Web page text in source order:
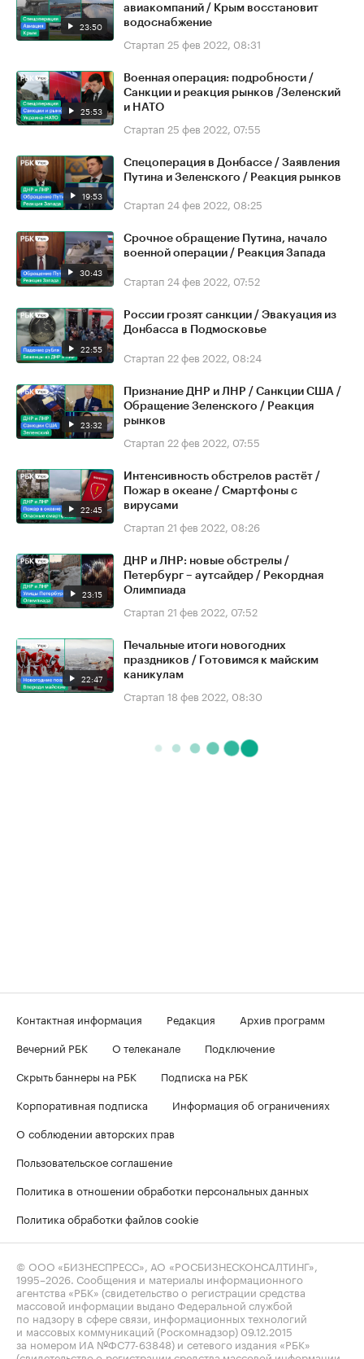
23:50
авиакомпаний / Крым восстановит
водоснабжение
Стартап 25 фев 2022, 08:31
25:53
Военная операция: подробности /
Санкции и реакция рынков /Зеленский
и НАТО
Стартап 25 фев 2022, 07:55
19:53
Спецоперация в Донбассе / Заявления
Путина и Зеленского / Реакция рынков
Стартап 24 фев 2022, 08:25
30:43
Срочное обращение Путина, начало
военной операции / Реакция Запада
Стартап 24 фев 2022, 07:52
22:55
России грозят санкции / Эвакуация из
Донбасса в Подмосковье
Стартап 22 фев 2022, 08:24
23:32
Признание ДНР и ЛНР / Санкции США /
Обращение Зеленского / Реакция
рынков
Стартап 22 фев 2022, 07:55
22:45
Интенсивность обстрелов растёт /
Пожар в океане / Смартфоны с
вирусами
Стартап 21 фев 2022, 08:26
23:15
ДНР и ЛНР: новые обстрелы /
Петербург – аутсайдер / Рекордная
Олимпиада
Стартап 21 фев 2022, 07:52
22:47
Печальные итоги новогодних
праздников / Готовимся к майским
каникулам
Стартап 18 фев 2022, 08:30
Контактная информация Редакция
Архив программ
Вечерний РБК
О телеканале
Подключение
Скрыть баннеры на РБК
Подписка на РБК
Корпоративная подписка
Информация об ограничениях
О соблюдении авторских прав
Пользовательское соглашение
Политика в отношении обработки персональных данных
Политика обработки файлов cookie
© ООО «БИЗНЕСПРЕСС», АО «РОСБИЗНЕСКОНСАЛТИНГ»,
1995–2026 . Сообщения и материалы информационного
агентства «РБК» (свидетельство о регистрации средства
массовой информации выдано Федеральной службой
по надзору в сфере связи, информационных технологий
и массовых коммуникаций (Роскомнадзор) 09.12.2015
за номером ИА №ФС77-63848) и сетевого издания «РБК»